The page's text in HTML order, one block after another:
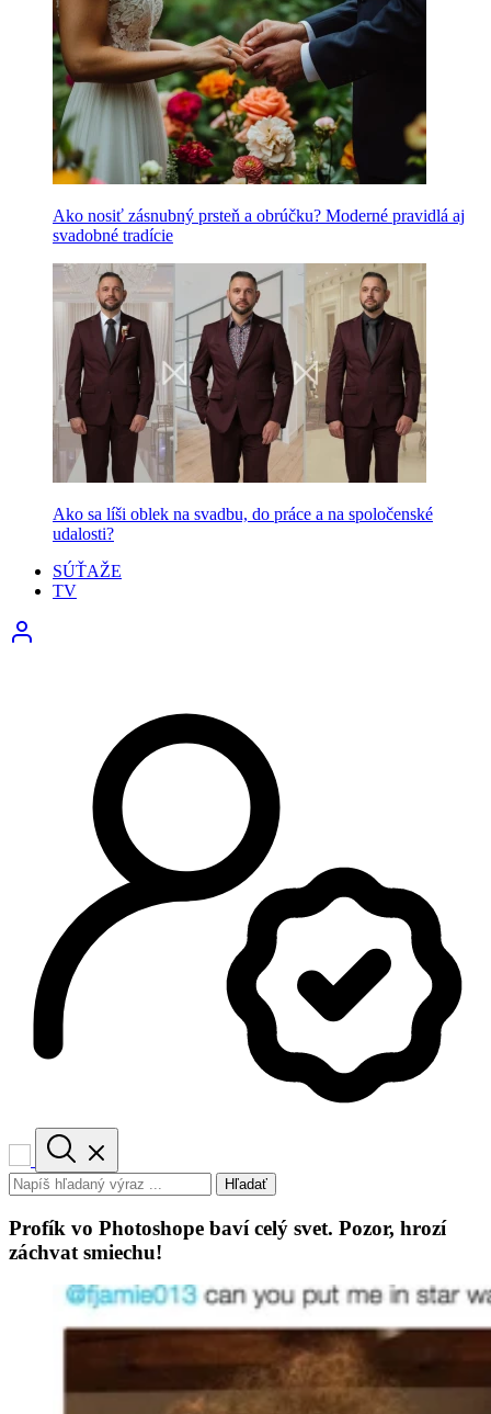
Ako nosiť zásnubný prsteň a obrúčku? Moderné pravidlá aj
svadobné tradície
Ako sa líši oblek na svadbu, do práce a na spoločenské
udalosti?
SÚŤAŽE
TV
Hľadať
Profík vo Photoshope baví celý svet. Pozor, hrozí
záchvat smiechu!